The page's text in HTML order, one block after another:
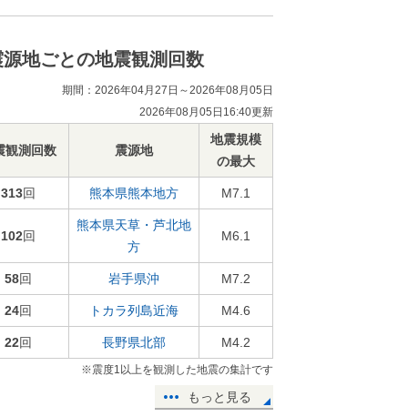
源地ごとの地震観測回数
期間：2026年04月27日～2026年08月05日
2026年08月05日16:40更新
観測回数 震源地
地震規模
の最大
313回 熊本県熊本地方 M7.1
102回
熊本県天草・芦北地
方
M6.1
58回 岩手県沖 M7.2
24回 トカラ列島近海 M4.6
22回 長野県北部 M4.2
※震度1以上を観測した地震の集計です
もっと見る